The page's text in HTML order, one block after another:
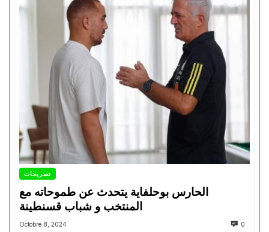
تصريحات
الحارس بوحلفاية يتحدث عن طموحاته مع
المنتخب و شباب قسنطينة
Octobre 8, 2024 0